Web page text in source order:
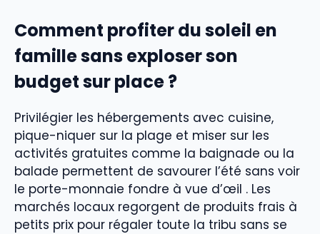
Comment profiter du soleil en
famille sans exploser son
budget sur place ?
Privilégier les hébergements avec cuisine,
pique-niquer sur la plage et miser sur les
activités gratuites comme la baignade ou la
balade permettent de savourer l’été sans voir
le porte-monnaie fondre à vue d’œil . Les
marchés locaux regorgent de produits frais à
petits prix pour régaler toute la tribu sans se